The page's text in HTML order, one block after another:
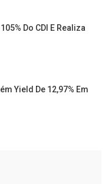
Do CDI E Realiza
Yield De 12,97% Em